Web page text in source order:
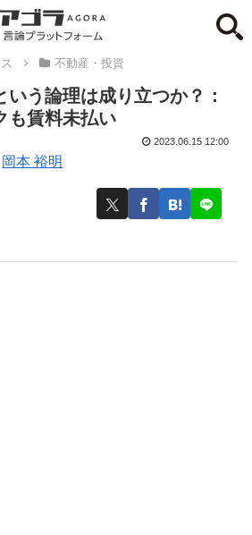
不動産・投資
う論理は成り立つか？：
も賃料未払い
岡本 裕明
2023.06.15 12:00